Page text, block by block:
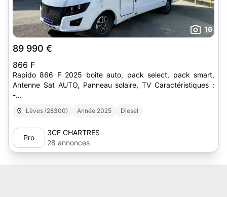
16
89 990 €
866 F
Rapido 866 F 2025 boite auto, pack select, pack smart,
Antenne Sat AUTO, Panneau solaire, TV Caractéristiques :
-...
Lèves (28300) Année 2025 Diesel
Pro
3CF CHARTRES
28 annonces